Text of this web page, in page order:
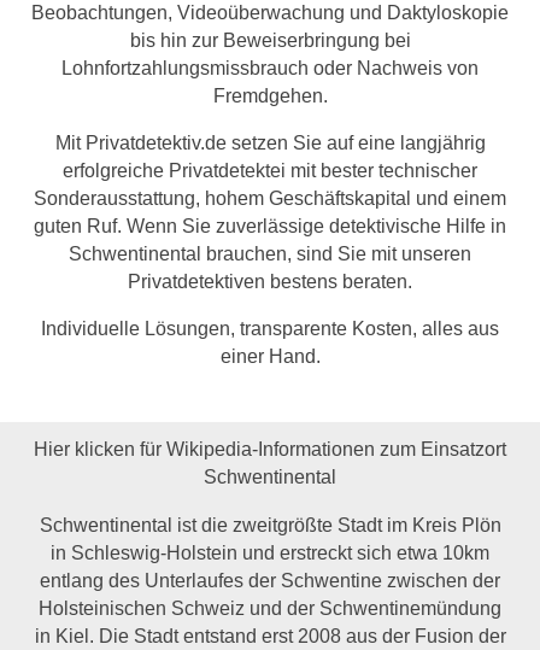
Beobachtungen, Videoüberwachung und Daktyloskopie
bis hin zur Beweiserbringung bei
Lohnfortzahlungsmissbrauch oder Nachweis von
Fremdgehen.
Mit Privatdetektiv.de setzen Sie auf eine langjährig
erfolgreiche Privatdetektei mit bester technischer
Sonderausstattung, hohem Geschäftskapital und einem
guten Ruf. Wenn Sie zuverlässige detektivische Hilfe in
Schwentinental brauchen, sind Sie mit unseren
Privatdetektiven bestens beraten.
Individuelle Lösungen, transparente Kosten, alles aus
einer Hand.
Hier klicken für Wikipedia-Informationen zum Einsatzort
Schwentinental
Schwentinental ist die zweitgrößte Stadt im Kreis Plön
in Schleswig-Holstein und erstreckt sich etwa 10km
entlang des Unterlaufes der Schwentine zwischen der
Holsteinischen Schweiz und der Schwentinemündung
in Kiel. Die Stadt entstand erst 2008 aus der Fusion der